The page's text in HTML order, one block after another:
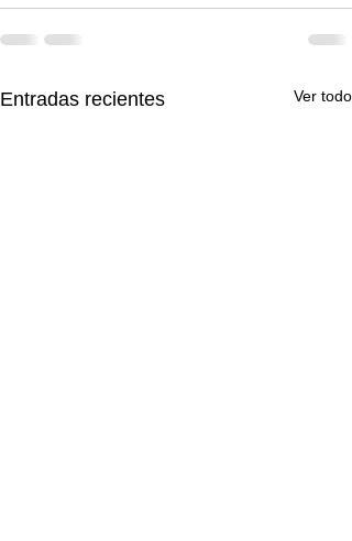
Entradas recientes Ver todo